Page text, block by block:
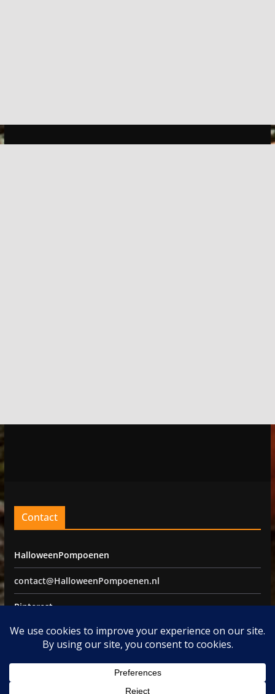
Contact
HalloweenPompoenen
contact@HalloweenPompoenen.nl
Pinterest
Facebook